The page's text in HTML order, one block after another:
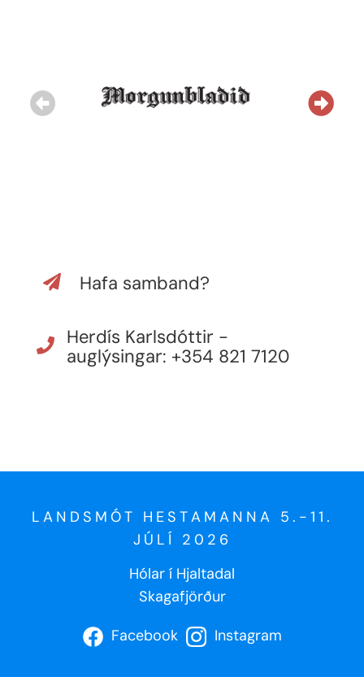
Fyrri
Hafa samband?
Herdís Karlsdóttir -
auglýsingar: +354 821 7120
LANDSMÓT HESTAMANNA 5.-11.
JÚLÍ 2026
Hólar í Hjaltadal
Skagafjörður
Facebook
Instagram